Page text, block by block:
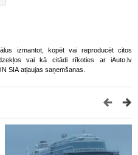
izmantot, kopēt vai reproducēt citos
vai kā citādi rīkoties ar iAuto.lv
SIA atļaujas saņemšanas.